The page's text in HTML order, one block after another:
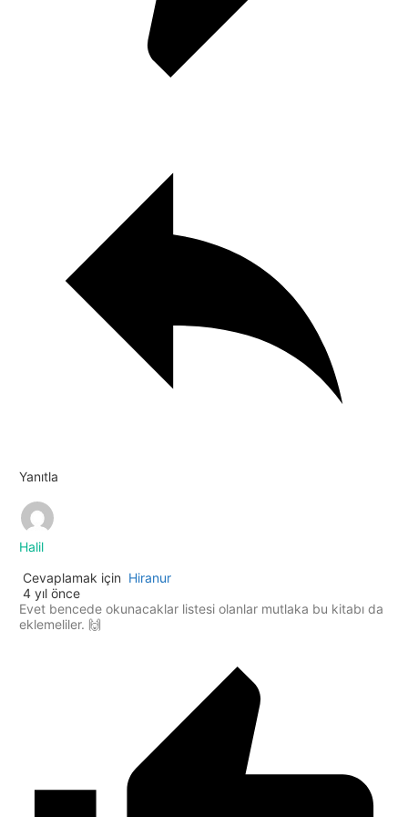
Yanıtla
Halil
Cevaplamak için Hiranur
4 yıl önce
Evet bencede okunacaklar listesi olanlar mutlaka bu kitabı da
eklemeliler. 🙌